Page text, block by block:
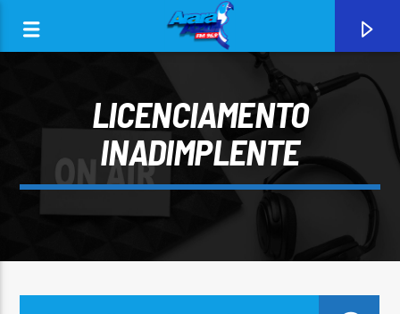
LICENCIAMENTO
INADIMPLENTE